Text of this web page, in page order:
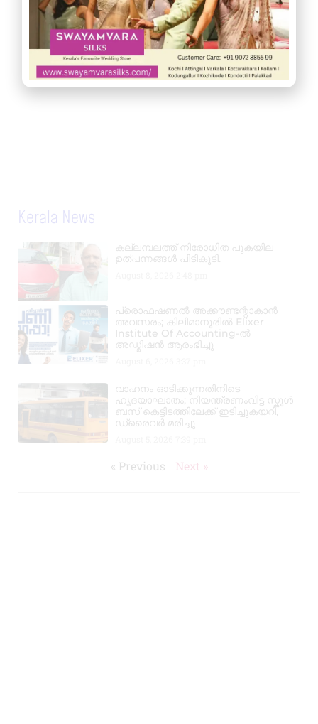
Kerala News
കല്ലമ്പലത്ത് നിരോധിത പുകയില
ഉത്പന്നങ്ങൾ പിടികൂടി.
പ്രൊഫഷണൽ അക്കൗണ്ടന്റാകാൻ
അവസരം; കിലിമാനൂരിൽ Elixer
Institute Of Accounting-ൽ
അഡ്മിഷൻ ആരംഭിച്ചു
വാഹനം ഓടിക്കുന്നതിനിടെ
ഹൃദയാഘാതം; നിയന്ത്രണംവിട്ട സ്കൂൾ
ബസ് കെട്ടിടത്തിലേക്ക് ഇടിച്ചുകയറി,
ഡ്രൈവർ മരിച്ചു
« Previous Next »